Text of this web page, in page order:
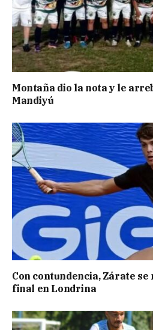
Montaña dio la nota y le
Mandiyú
Con contundencia, Zárate
final en Londrina